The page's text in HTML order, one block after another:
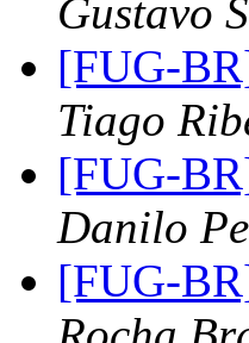
Gustavo
[FUG-
Tiago
[FUG-
Danilo
[FUG-